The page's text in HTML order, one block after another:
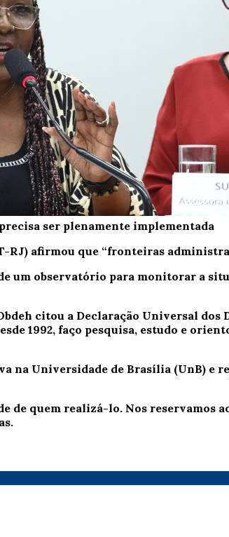
ser plenamente implementada
RJ) afirmou que “fronteiras
um observatório para monitorar a
citou a Declaração Universal
1992, faço pesquisa, estudo e
na Universidade de Brasília (UnB)
de quem realizá-lo. Nos